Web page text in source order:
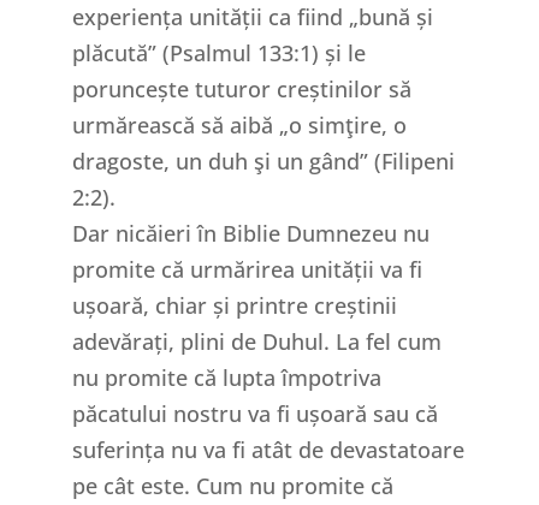
experiența unității ca fiind „bună și
plăcută” (Psalmul 133:1) și le
poruncește tuturor creștinilor să
urmărească să aibă „o simţire, o
dragoste, un duh şi un gând” (Filipeni
2:2).
Dar nicăieri în Biblie Dumnezeu nu
promite că urmărirea unității va fi
ușoară, chiar și printre creștinii
adevărați, plini de Duhul. La fel cum
nu promite că lupta împotriva
păcatului nostru va fi ușoară sau că
suferința nu va fi atât de devastatoare
pe cât este. Cum nu promite că